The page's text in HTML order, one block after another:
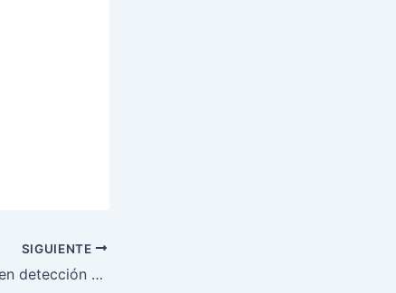
SIGUIENTE
PMOP se capacita en detección de delitos y forense